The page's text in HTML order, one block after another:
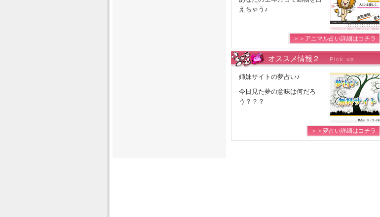
えちゃう♪
＞＞アニマル占い詳細はコチラ
オススメ情報２ Pick up
姉妹サイトの夢占い♪
今日見た夢の意味は何だろ
う？？？
＞＞夢占い詳細はコチラ